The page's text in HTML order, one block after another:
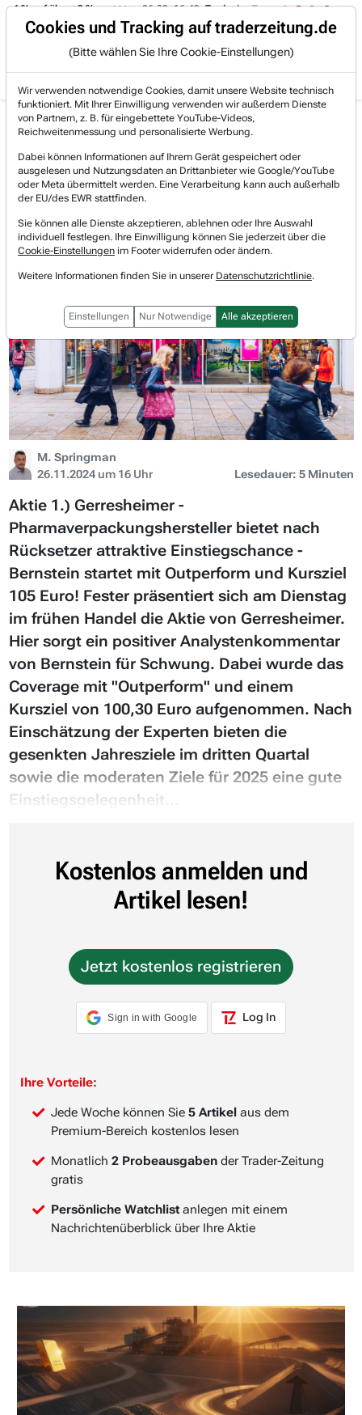
Trading-Room
% auf über +3 %. 06.08. 16:49 Trade des Tages 06.08.
Gratis Account Login
Jetzt registrieren und gratis Artikel lesen.
Bereits bei TraderFox registriert? Jetzt anmelden!
Home Börsen-Nachrichten
Stocks in Action
Stocks in Action: Gerresheimer, Deutsche Telekom, ...
Stocks in Action: Gerresheimer,
Deutsche Telekom, MTU Aero
Engines, Safran und Rheinmetall AG.
M. Springman
26.11.2024 um 16 Uhr
Lesedauer: 5 Minuten
Aktie 1.) Gerresheimer -
Pharmaverpackungshersteller bietet nach
Rücksetzer attraktive Einstiegschance -
Bernstein startet mit Outperform und Kursziel
105 Euro! Fester präsentiert sich am Dienstag
im frühen Handel die Aktie von Gerresheimer.
Hier sorgt ein positiver Analystenkommentar
von Bernstein für Schwung. Dabei wurde das
Coverage mit "Outperform" und einem
Kursziel von 100,30 Euro aufgenommen. Nach
Einschätzung der Experten bieten die
gesenkten Jahresziele im dritten Quartal
sowie die moderaten Ziele für 2025 eine gute
Einstiegsgelegenheit...
Kostenlos anmelden und
Artikel lesen!
Jetzt kostenlos registrieren
Sign in with Google Log In
Ihre Vorteile:
Jede Woche können Sie 5 Artikel aus dem
Premium-Bereich kostenlos lesen
Monatlich 2 Probeausgaben der Trader-Zeitung
gratis
Persönliche Watchlist anlegen mit einem
Nachrichtenüberblick über Ihre Aktie
Cookies und Tracking auf traderzeitung.de
(Bitte wählen Sie Ihre Cookie-Einstellungen)
Wir verwenden notwendige Cookies, damit unsere Website technisch
funktioniert. Mit Ihrer Einwilligung verwenden wir außerdem Dienste
von Partnern, z. B. für eingebettete YouTube-Videos,
Reichweitenmessung und personalisierte Werbung.
Dabei können Informationen auf Ihrem Gerät gespeichert oder
ausgelesen und Nutzungsdaten an Drittanbieter wie Google/YouTube
oder Meta übermittelt werden. Eine Verarbeitung kann auch außerhalb
der EU/des EWR stattfinden.
Sie können alle Dienste akzeptieren, ablehnen oder Ihre Auswahl
individuell festlegen. Ihre Einwilligung können Sie jederzeit über die
Cookie-Einstellungen im Footer widerrufen oder ändern.
Weitere Informationen finden Sie in unserer Datenschutzrichtlinie.
Einstellungen Nur Notwendige Alle akzeptieren